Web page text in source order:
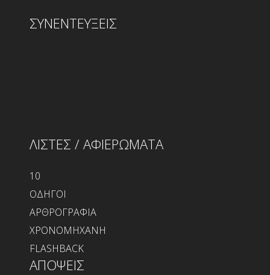
ΣΥΝΕΝΤΕΥΞΕΙΣ
ΛΙΣΤΕΣ / ΑΦΙΕΡΩΜΑΤΑ
10
ΟΔΗΓΟΙ
ΑΡΘΡΟΓΡΑΦΙΑ
ΧΡΟΝΟΜΗΧΑΝΗ
FLASHBACK
ΑΠΟΨΕΙΣ